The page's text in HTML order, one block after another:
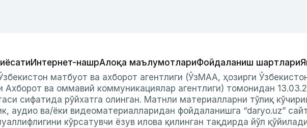
Интернет-нашрАлоқа маълумотлариФойдаланиш шартлари
матбуот ва ахборот агентлиги (ЎзМАА, ҳозирги
ва оммавий коммуникациялар агентлиги) томонидан
сифатида рўйхатга олинган. Матнли материалларни тўлиқ
аудио ва/ёки видеоматериалларидан фойдаланишга “daryo.uz”
кўрсатувчи ёзув илова қилинган тақдирда йўл